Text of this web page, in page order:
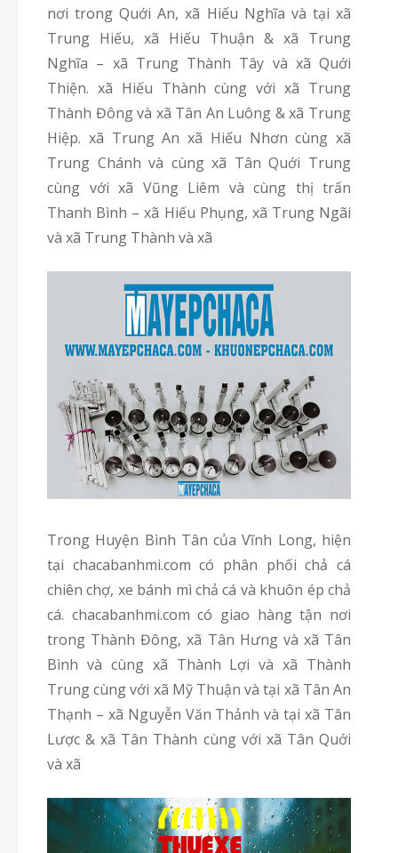
nơi trong Quới An, xã Hiếu Nghĩa và tại xã
Trung Hiếu, xã Hiếu Thuận & xã Trung
Nghĩa – xã Trung Thành Tây và xã Quới
Thiện. xã Hiếu Thành cùng với xã Trung
Thành Đông và xã Tân An Luông & xã Trung
Hiệp. xã Trung An xã Hiếu Nhơn cùng xã
Trung Chánh và cùng xã Tân Quới Trung
cùng với xã Vũng Liêm và cùng thị trấn
Thanh Bình – xã Hiếu Phụng, xã Trung Ngãi
và xã Trung Thành và xã
Trong Huyện Bình Tân của Vĩnh Long, hiện
tại chacabanhmi.com có phân phối chả cá
chiên chợ, xe bánh mì chả cá và khuôn ép chả
cá. chacabanhmi.com có giao hàng tận nơi
trong Thành Đông, xã Tân Hưng và xã Tân
Bình và cùng xã Thành Lợi và xã Thành
Trung cùng với xã Mỹ Thuận và tại xã Tân An
Thạnh – xã Nguyễn Văn Thảnh và tại xã Tân
Lược & xã Tân Thành cùng với xã Tân Quới
và xã